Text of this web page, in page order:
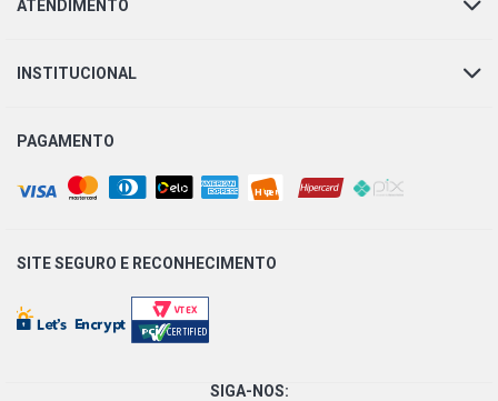
ATENDIMENTO
INSTITUCIONAL
PAGAMENTO
SITE SEGURO E RECONHECIMENTO
SIGA-NOS: